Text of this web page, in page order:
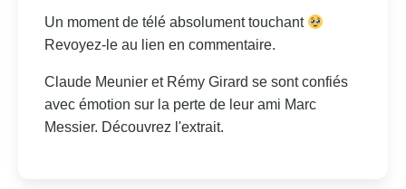
Un moment de télé absolument touchant
Revoyez-le au lien en commentaire.
Claude Meunier et Rémy Girard se sont confiés
avec émotion sur la perte de leur ami Marc
Messier. Découvrez l'extrait.